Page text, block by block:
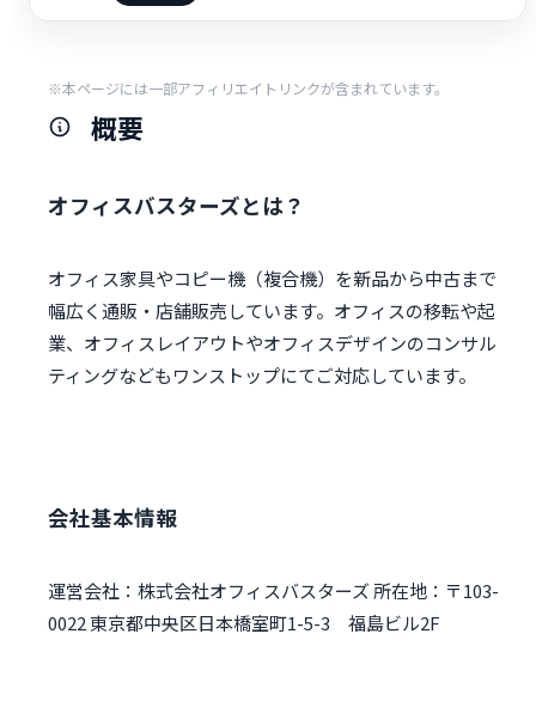
※本ページには一部アフィリエイトリンクが含まれています。
概要
オフィスバスターズとは？
オフィス家具やコピー機（複合機）を新品から中古まで
幅広く通販・店舗販売しています。オフィスの移転や起
業、オフィスレイアウトやオフィスデザインのコンサル
ティングなどもワンストップにてご対応しています。
会社基本情報
運営会社：株式会社オフィスバスターズ 所在地：〒103-
0022 東京都中央区日本橋室町1-5-3 福島ビル2F